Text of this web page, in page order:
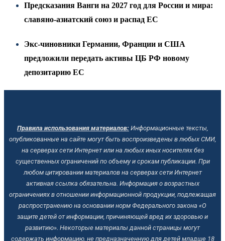
Предсказания Ванги на 2027 год для России и мира:
славяно-азиатский союз и распад ЕС
Экс-чиновники Германии, Франции и США
предложили передать активы ЦБ РФ новому
депозитарию ЕС
Правила использования материалов: Информационные тексты,
опубликованные на сайте могут быть воспроизведены в любых СМИ,
на серверах сети Интернет или на любых иных носителях без
существенных ограничений по объему и срокам публикации. При
любом цитировании материалов на серверах сети Интернет
активная ссылка обязательна. Информация о возрастных
ограничениях в отношении информационной продукции, подлежащая
распространению на основании норм Федерального закона «О
защите детей от информации, причиняющей вред их здоровью и
развитию». Некоторые материалы данной страницы могут
содержать информацию, не предназначенную для детей младше 18